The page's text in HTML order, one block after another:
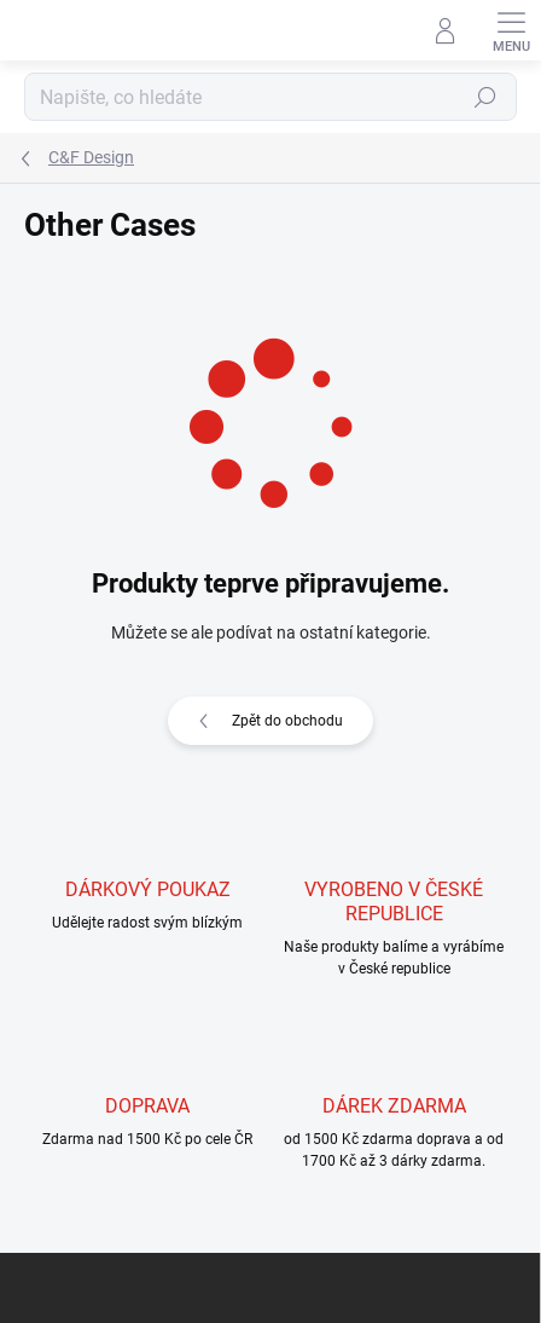
Hledat
C&F Design
Other Cases
Produkty teprve připravujeme.
Můžete se ale podívat na ostatní kategorie.
Zpět do obchodu
DÁRKOVÝ POUKAZ
Udělejte radost svým blízkým
VYROBENO V ČESKÉ
REPUBLICE
Naše produkty balíme a vyrábíme
v České republice
DOPRAVA
Zdarma nad 1500 Kč po cele ČR
DÁREK ZDARMA
od 1500 Kč zdarma doprava a od
1700 Kč až 3 dárky zdarma.